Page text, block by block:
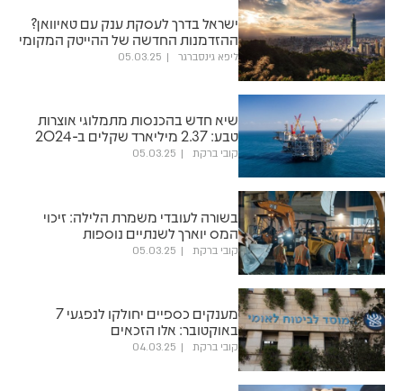
ישראל בדרך לעסקת ענק עם טאיוואן?
ההזדמנות החדשה של ההייטק המקומי
ליפא גינסברגר 05.03.25
שיא חדש בהכנסות מתמלוגי אוצרות
טבע: 2.37 מיליארד שקלים ב-2024
קובי ברקת 05.03.25
בשורה לעובדי משמרת הלילה: זיכוי
המס יוארך לשנתיים נוספות
קובי ברקת 05.03.25
מענקים כספיים יחולקו לנפגעי 7
באוקטובר: אלו הזכאים
קובי ברקת 04.03.25